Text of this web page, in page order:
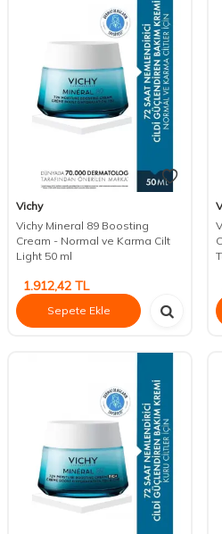
Vichy
Vichy Mineral 89 Boosting
Cream - Normal ve Karma Cilt
Light 50 ml
1.912,42 TL
Sepete Ekle